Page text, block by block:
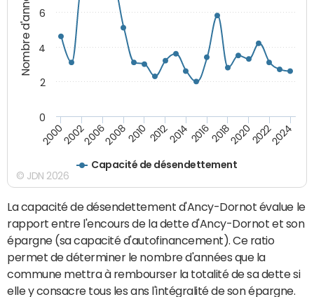
Nombre d'années
Capacité de désendettement
20002002200620082010 2012201420162018202020222024
0
2
4
6
© JDN 2026
La capacité de désendettement d'Ancy-Dornot évalue le
rapport entre l'encours de la dette d'Ancy-Dornot et son
épargne (sa capacité d'autofinancement). Ce ratio
permet de déterminer le nombre d'années que la
commune mettra à rembourser la totalité de sa dette si
elle y consacre tous les ans l'intégralité de son épargne.